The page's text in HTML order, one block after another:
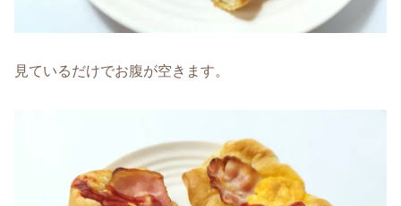
見ているだけでお腹が空きます。